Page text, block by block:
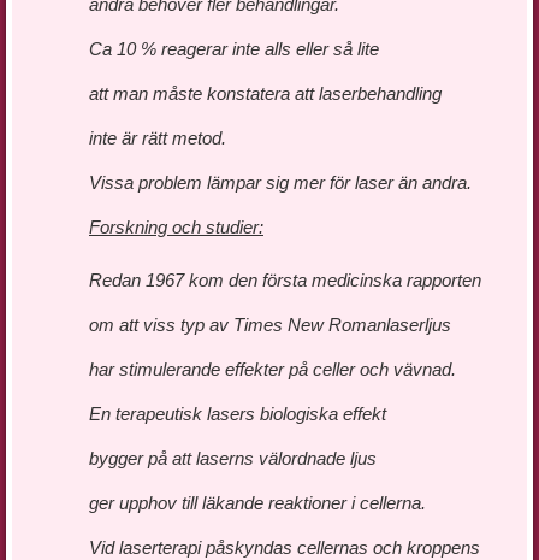
andra behöver fler behandlingar.
Ca 10 % reagerar inte alls eller så lite
att man måste konstatera att laserbehandling
inte är rätt metod.
Vissa problem lämpar sig mer för laser än andra.
Forskning och studier:
Redan 1967 kom den första medicinska rapporten
om att viss typ av Times New Romanlaserljus
har stimulerande effekter på celler och vävnad.
En terapeutisk lasers biologiska effekt
bygger på att laserns välordnade ljus
ger upphov till läkande reaktioner i cellerna.
Vid laserterapi påskyndas cellernas och kroppens